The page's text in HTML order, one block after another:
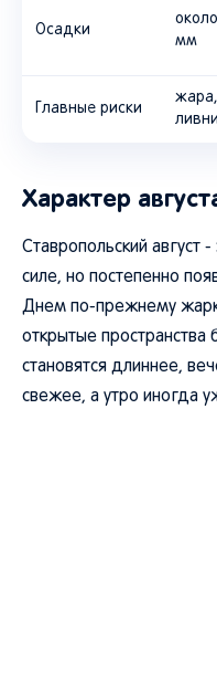
Осадки
мм
Главные риски
Характер
Ставропольский август
силе, но постепенно
Днем по-прежнему
открытые пространства
становятся длиннее,
свежее, а утро иногда